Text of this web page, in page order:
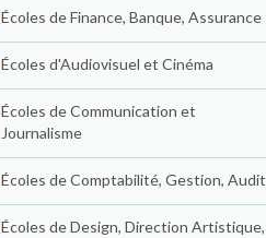
Écoles de Finance, Banque, Assurance
Écoles d'Audiovisuel et Cinéma
Écoles de Communication et
Journalisme
Écoles de Comptabilité, Gestion, Audit
Écoles de Design, Direction Artistique,